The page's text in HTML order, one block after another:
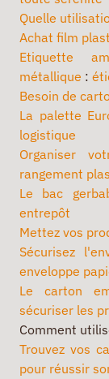
Quelle
Achat film
Etiquette
métallique :
Besoin de
La palette
logistique
Organiser
rangement
Le bac
entrepôt
Mettez vos
Sécurisez
enveloppe
Le carton
sécuriser les
Comment
Trouvez vos
pour réussir